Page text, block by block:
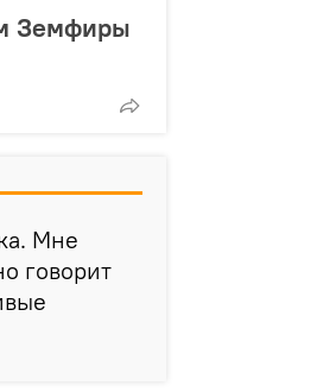
Земфиры
Мне
говорит